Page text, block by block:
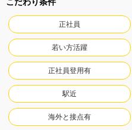
こだわり条件
正社員
若い方活躍
正社員登用有
駅近
海外と接点有